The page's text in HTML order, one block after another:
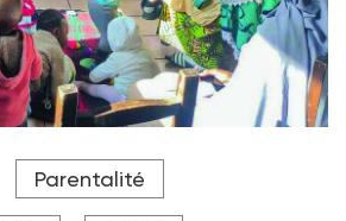
le soutien à la
contexte d’interculturalité est
Parentalité